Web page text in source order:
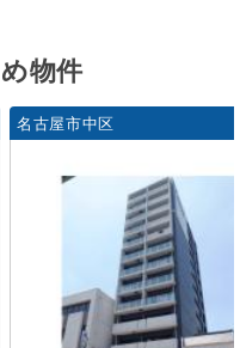
物件
名古屋市中区